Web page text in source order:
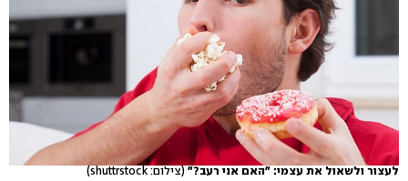
לעצור ולשאול את עצמי: "האם אני רעב?"(צילום: shuttrstock)